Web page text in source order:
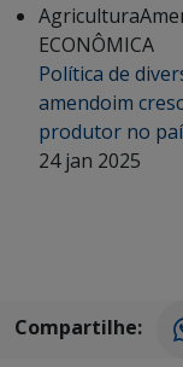
Agricultura
ECONÔMICA
Política de
amendoim
produtor no
24 jan 2025
Compartilhe: